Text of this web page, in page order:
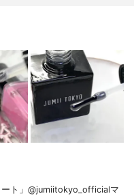
ート」@jumiitokyo_officialマ